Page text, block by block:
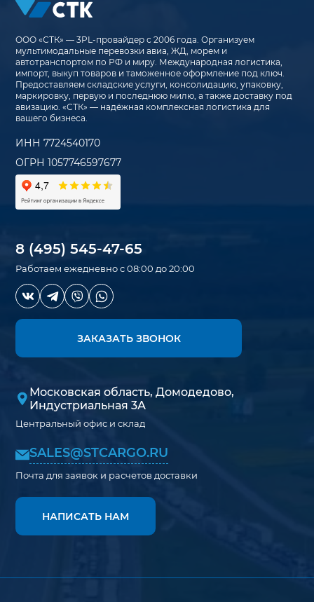
ООО «СТК» — 3PL-провайдер с 2006 года. Организуем
мультимодальные перевозки авиа, ЖД, морем и
автотранспортом по РФ и миру. Международная логистика,
импорт, выкуп товаров и таможенное оформление под ключ.
Предоставляем складские услуги, консолидацию, упаковку,
маркировку, первую и последнюю милю, а также доставку под
авизацию. «СТК» — надёжная комплексная логистика для
вашего бизнеса.
ИНН 7724540170
ОГРН 1057746597677
8 (495) 545-47-65
Работаем ежедневно с 08:00 до 20:00
ЗАКАЗАТЬ ЗВОНОК
Московская область, Домодедово,
Индустриальная 3А
Центральный офис и склад
SALES@STCARGO.RU
Почта для заявок и расчетов доставки
НАПИСАТЬ НАМ